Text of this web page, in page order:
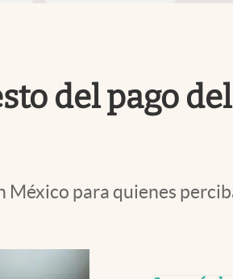
del pago
México para quienes